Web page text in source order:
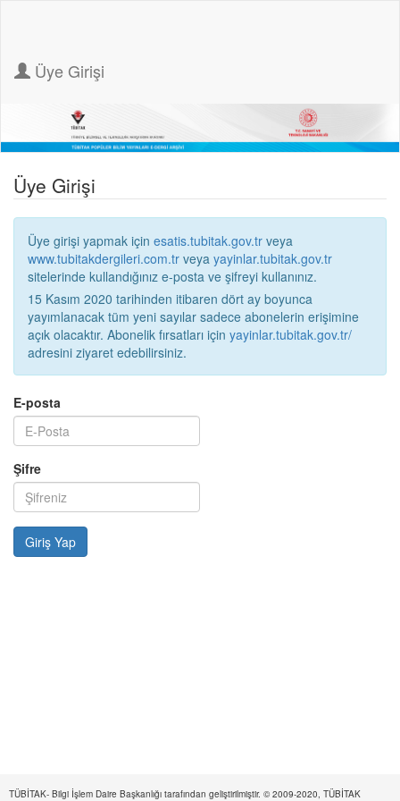
Üye Girişi
Üye Girişi
Üye girişi yapmak için esatis.tubitak.gov.tr veya
www.tubitakdergileri.com.tr veya yayinlar.tubitak.gov.tr
sitelerinde kullandığınız e-posta ve şifreyi kullanınız.
15 Kasım 2020 tarihinden itibaren dört ay boyunca
yayımlanacak tüm yeni sayılar sadece abonelerin erişimine
açık olacaktır. Abonelik fırsatları için yayinlar.tubitak.gov.tr/
adresini ziyaret edebilirsiniz.
E-posta
Şifre
TÜBİTAK- Bilgi İşlem Daire Başkanlığı tarafından geliştirilmiştir. © 2009-2020, TÜBİTAK